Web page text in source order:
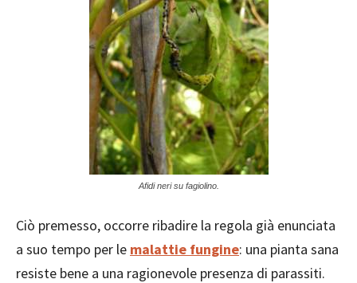
Afidi neri su fagiolino.
Ciò premesso, occorre ribadire la regola già enunciata
a suo tempo per le malattie fungine: una pianta sana
resiste bene a una ragionevole presenza di parassiti.